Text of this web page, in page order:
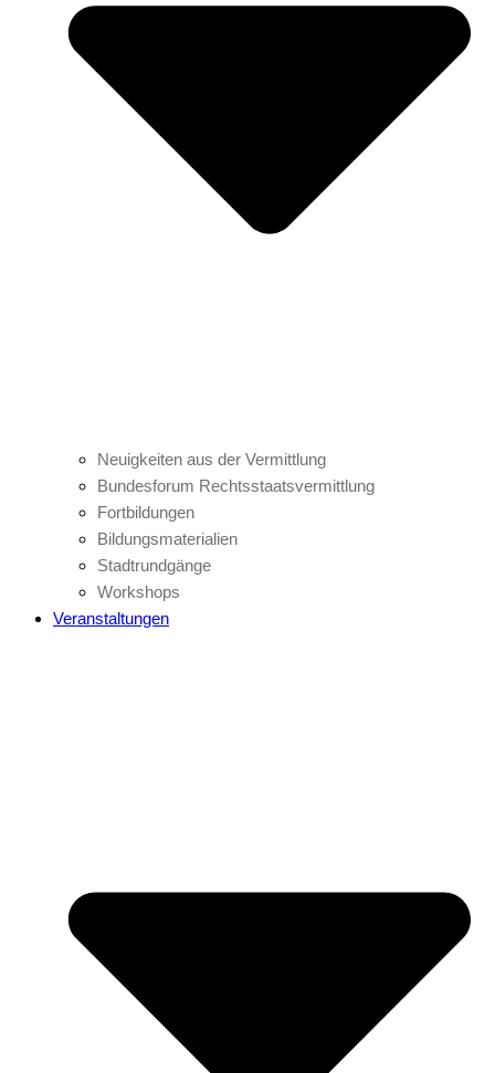
Neuigkeiten aus der Vermittlung
Bundesforum Rechtsstaatsvermittlung
Fortbildungen
Bildungsmaterialien
Stadtrundgänge
Workshops
Veranstaltungen